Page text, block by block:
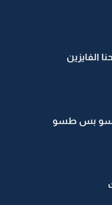
الفايزين
طسو بس طسو